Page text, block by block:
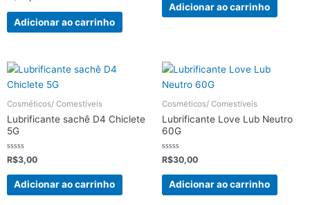
0
de
Adicionar ao carrinho
Adicionar ao carrinho
Cosméticos/ Comestíveis
Lubrificante sachê D4 Chiclete
5G
Avaliação
0
de
R$3,00
Adicionar ao carrinho
Cosméticos/ Comestíveis
Lubrificante Love Lub Neutro
60G
Avaliação
0
de
R$30,00
Adicionar ao carrinho